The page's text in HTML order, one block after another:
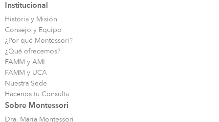
Institucional
Historia y Misión
Consejo y Equipo
¿Por qué Montessori?
¿Qué ofrecemos?
FAMM y AMI
FAMM y UCA
Nuestra Sede
Hacenos tu Consulta
Sobre Montessori
Dra. María Montessori